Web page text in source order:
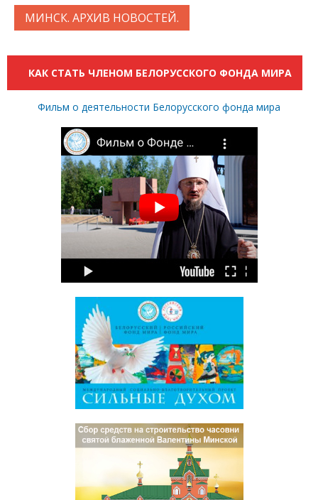
МИНСК. АРХИВ НОВОСТЕЙ.
КАК СТАТЬ ЧЛЕНОМ БЕЛОРУССКОГО ФОНДА МИРА
Фильм о деятельности Белорусского фонда мира